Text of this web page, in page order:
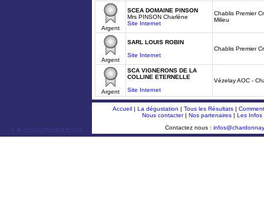
Argent
SCEA DOMAINE PINSON
Mrs PINSON Charlène
Site Internet
Chablis Premier
Milieu
Argent
SARL LOUIS ROBIN
Site Internet
Chablis Premier
Argent
SCA VIGNERONS DE LA
COLLINE ETERNELLE
Site Internet
Vézelay AOC -
ￂﾮ OENOPLURIMEDIA
Accueil| La dégustation | Tous les Résultats|
Nous contacter| Nos partenaires| Les Infos
Contactez nous :